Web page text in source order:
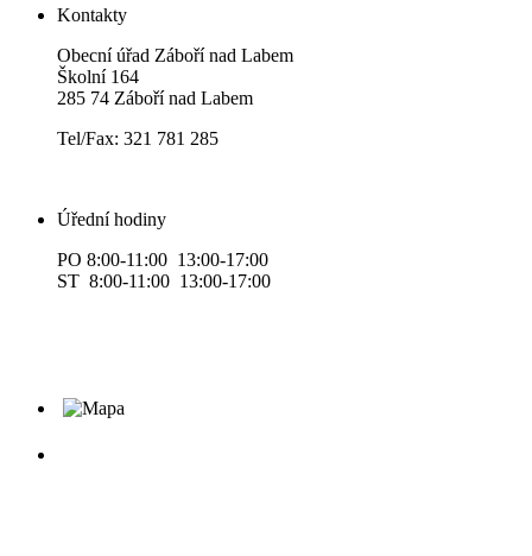
Kontakty
Obecní úřad Záboří nad Labem
Školní 164
285 74 Záboří nad Labem
Tel/Fax: 321 781 285
Úřední hodiny
PO 8:00-11:00 13:00-17:00
ST 8:00-11:00 13:00-17:00